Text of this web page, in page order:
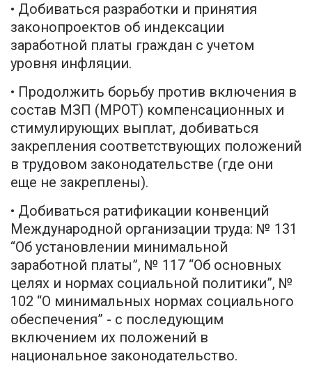
• Добиваться разработки и принятия
законопроектов об индексации
заработной платы граждан с учетом
уровня инфляции.
• Продолжить борьбу против включения в
состав МЗП (МРОТ) компенсационных и
стимулирующих выплат, добиваться
закрепления соответствующих положений
в трудовом законодательстве (где они
еще не закреплены).
• Добиваться ратификации конвенций
Международной организации труда: № 131
“Об установлении минимальной
заработной платы”, № 117 “Об основных
целях и нормах социальной политики”, №
102 “О минимальных нормах социального
обеспечения” - с последующим
включением их положений в
национальное законодательство.